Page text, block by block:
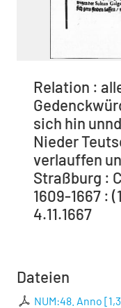
Relation :
sich hin
Nieder
verlauffen
Straßburg :
1609-1667 :
4.11.1667
Dateien
NUM:48. Anno [